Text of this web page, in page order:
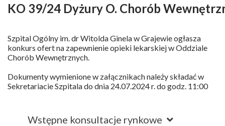
Wstępne konsultacje rynkowe
KO 39/24 Dyżury O. Chorób
Szpital Ogólny im. dr Witolda Ginela w Grajewie ogłasza
konkurs ofert na zapewnienie opieki lekarskiej w Oddziale
Chorób Wewnętrznych.
Dokumenty wymienione w załącznikach należy składać w
Sekretariacie Szpitala do dnia 24.07.2024 r. do godz. 11:00